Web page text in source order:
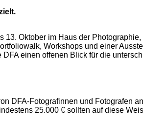
13. Oktober im Haus der
Workshops und einer
DFA einen offenen Blick für die
DFA-Fotografinnen und Fotografen
25.000 € sollten auf diese